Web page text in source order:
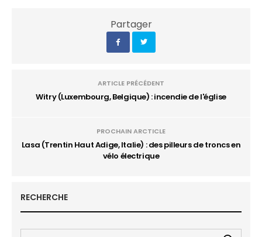
Partager
ARTICLE PRÉCÉDENT
Witry (Luxembourg, Belgique) : incendie de l'église
PROCHAIN ARCTICLE
Lasa (Trentin Haut Adige, Italie) : des pilleurs de troncs en
vélo électrique
RECHERCHE